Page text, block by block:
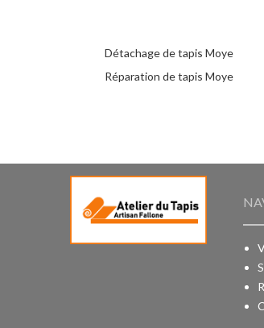
Détachage de tapis Moye
Réparation de tapis Moye